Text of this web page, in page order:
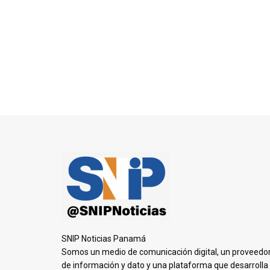
SNIP Noticias Panamá
Somos un medio de comunicación digital, un
de información y dato y una plataforma que desarrolla